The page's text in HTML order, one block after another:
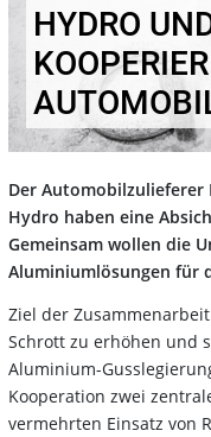
HYDRO
Der
Hydro haben eine
Gemeinsam wollen die
Aluminiumlösungen für
Ziel der
Schrott zu erhöhen und
Aluminium-
Kooperation zwei
vermehrten Einsatz von